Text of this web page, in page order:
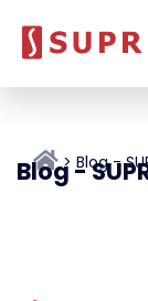
Blog -
Blog -